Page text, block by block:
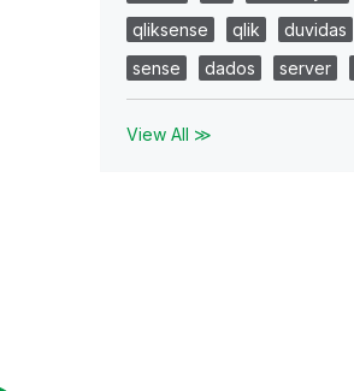
qliksense
qlik duvidas
sense
dados server
View All ≫